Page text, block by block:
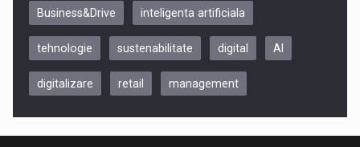
Be Inspired. Make it Happen!, CLUJ, 9 Decembrie
Business&Drive inteligenta artificiala
tehnologie sustenabilitate digital AI
digitalizare retail management